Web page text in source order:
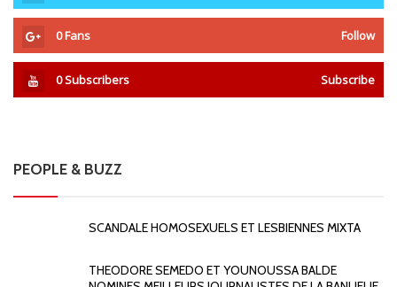
0Fans Follow
0Subscribers Subscribe
PEOPLE & BUZZ
SCANDALE HOMOSEXUELS ET LESBIENNES MIXTA
THEODORE SEMEDO ET YOUNOUSSA BALDE